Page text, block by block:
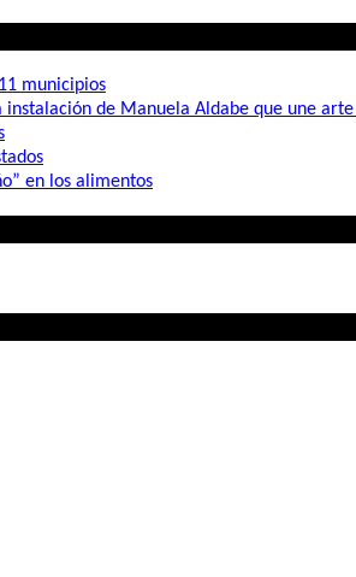
municipios
de Manuela Aldabe que une
en los alimentos